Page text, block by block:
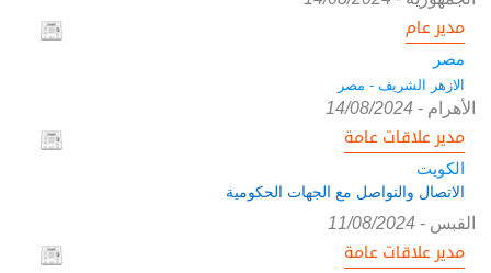
مدير عام
مصر
الازهر الشريف - مصر
الأهرام -
14/08/2024
مدير علاقات عامة
الكويت
الاتصال والتواصل مع الجهات الحكومية
القبس -
11/08/2024
مدير علاقات عامة